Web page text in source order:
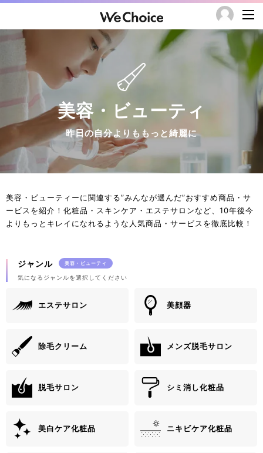
美容・ビューティ
昨日の自分よりももっと綺麗に
美容・ビューティーに関連する”みんなが選んだ”おすすめ商品・サ
ービスを紹介！化粧品・スキンケア・エステサロンなど、10年後今
よりもっとキレイになれるような人気商品・サービスを徹底比較！
ジャンル 美容・ビューティ
気になるジャンルを選択してください
エステサロン 美顔器
除毛クリーム メンズ脱毛サロン
脱毛サロン シミ消し化粧品
美白ケア化粧品 ニキビケア化粧品